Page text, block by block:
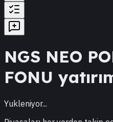
NGS NEO
FONU
Yukleniyor...